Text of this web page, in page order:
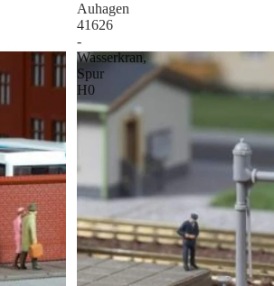
Auhagen
41626
-
Wasserkran,
Spur
H0